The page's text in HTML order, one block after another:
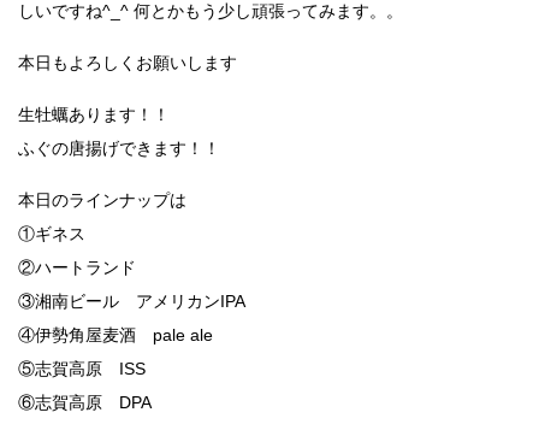
しいですね^_^ 何とかもう少し頑張ってみます。。
本日もよろしくお願いします
生牡蠣あります！！
ふぐの唐揚げできます！！
本日のラインナップは
①ギネス
②ハートランド
③湘南ビール アメリカンIPA
④伊勢角屋麦酒 pale ale
⑤志賀高原 ISS
⑥志賀高原 DPA